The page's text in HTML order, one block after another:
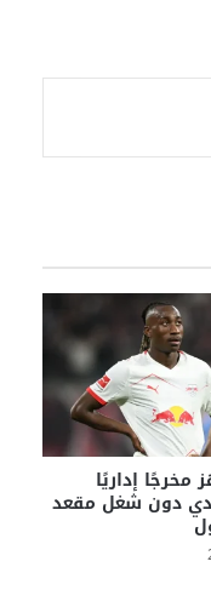
مخرجًا إداريًا
دون شغل مقعد